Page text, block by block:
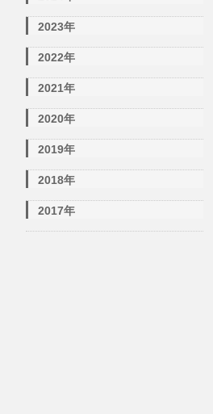
2023年
2022年
2021年
2020年
2019年
2018年
2017年